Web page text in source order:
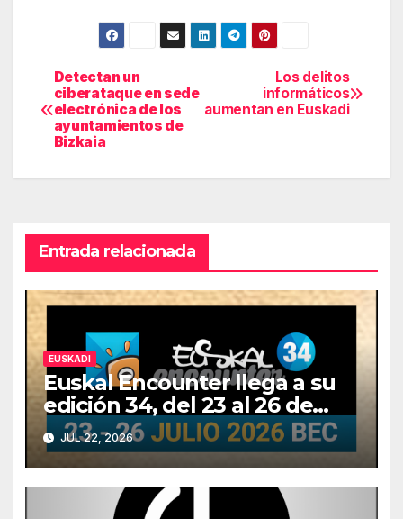
Navegación
de
Los delitos
informáticos
aumentan en Euskadi
Detectan un
ciberataque en sede
electrónica de los
ayuntamientos de
Bizkaia
Entrada relacionada
EUSKADI
Euskal Encounter llega a su
edición 34, del 23 al 26 de
julio
JUL 22, 2026